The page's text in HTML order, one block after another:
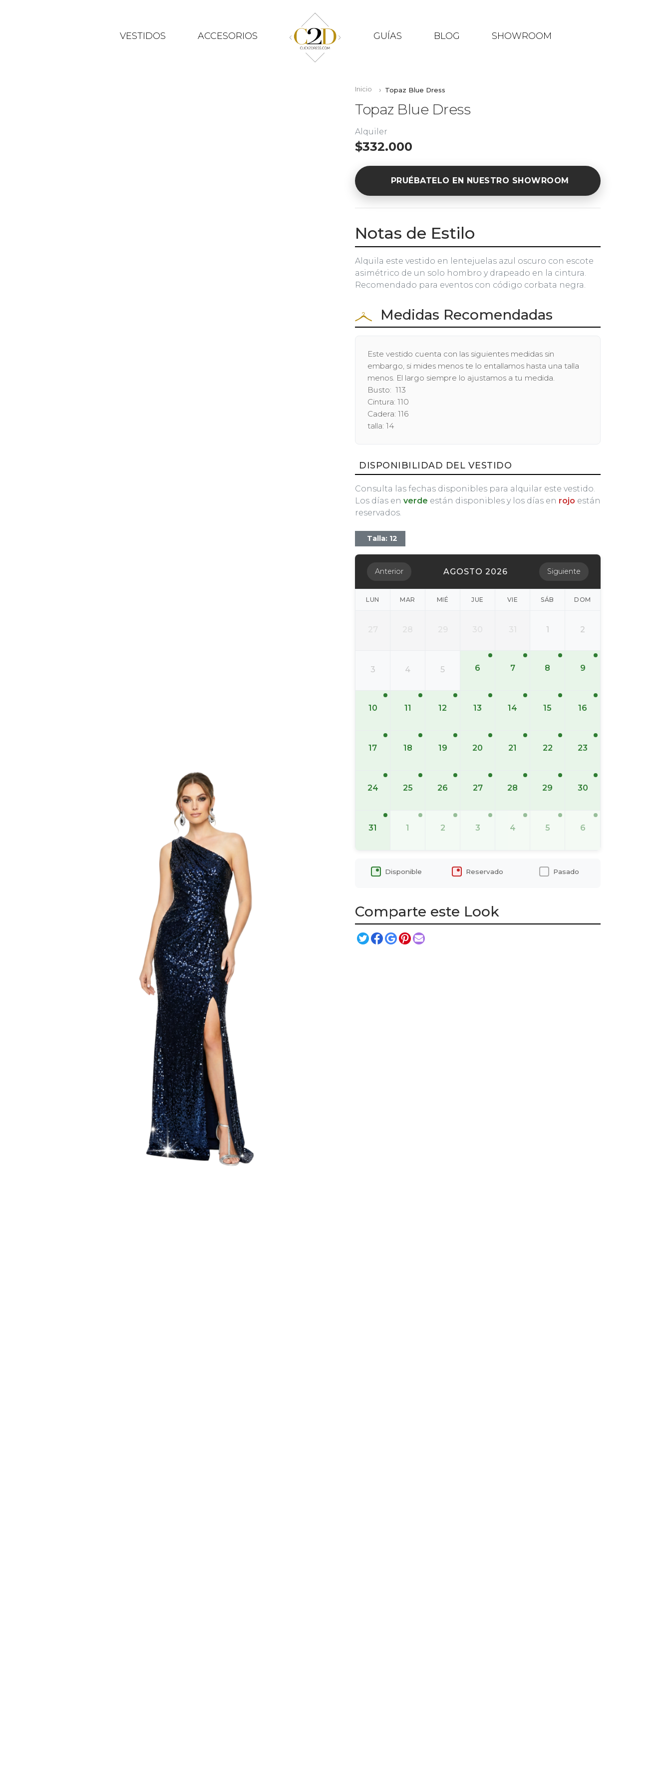
VESTIDOS ACCESORIOS GUÍAS BLOG SHOWROOM
Inicio Topaz Blue Dress
Topaz Blue Dress
Alquiler
$332.000
PRUÉBATELO EN NUESTRO SHOWROOM
Notas de Estilo
Alquila este vestido en lentejuelas azul oscuro con escote
asimétrico de un solo hombro y drapeado en la cintura.
Recomendado para eventos con código corbata negra.
Medidas Recomendadas
Este vestido cuenta con las siguientes medidas sin
embargo, si mides menos te lo entallamos hasta una talla
menos. El largo siempre lo ajustamos a tu medida.
Busto: 113
Cintura: 110
Cadera: 116
talla: 14
DISPONIBILIDAD DEL VESTIDO
Consulta las fechas disponibles para alquilar este vestido.
Los días en verde están disponibles y los días en rojo están
reservados.
Talla: 12
Anterior AGOSTO 2026 Siguiente
LUN MAR MIÉ JUE VIE SÁB DOM
27 28 29 30 31 1 2
3 4 5 6 7 8 9
10 11 12 13 14 15 16
17 18 19 20 21 22 23
24 25 26 27 28 29 30
31 1 2 3 4 5 6
Disponible Reservado Pasado
Comparte este Look